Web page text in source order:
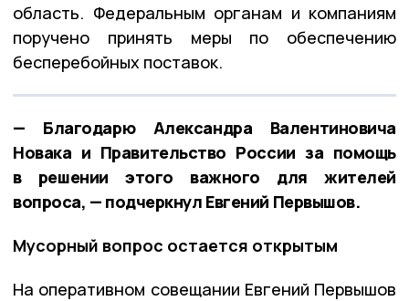
область. Федеральным органам и компаниям
поручено принять меры по обеспечению
бесперебойных поставок.
— Благодарю Александра Валентиновича
Новака и Правительство России за помощь
в решении этого важного для жителей
вопроса, — подчеркнул Евгений Первышов.
Мусорный вопрос остается открытым
На оперативном совещании Евгений Первышов